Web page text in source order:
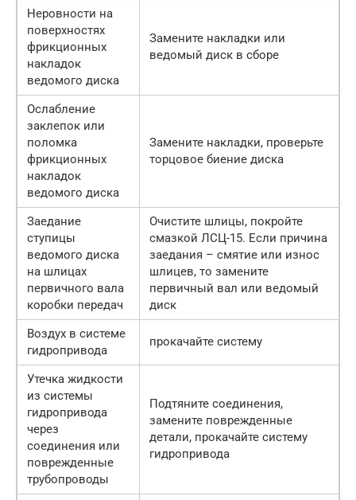
Неровности на
поверхностях
фрикционных
накладок
ведомого диска
Замените накладки или
ведомый диск в сборе
Ослабление
заклепок или
поломка
фрикционных
накладок
ведомого диска
Замените накладки, проверьте
торцовое биение диска
Заедание
ступицы
ведомого диска
на шлицах
первичного вала
коробки передач
Очистите шлицы, покройте
смазкой ЛСЦ-15. Если причина
заедания – смятие или износ
шлицев, то замените
первичный вал или ведомый
диск
Воздух в системе
гидропривода
прокачайте систему
Утечка жидкости
из системы
гидропривода
через
соединения или
поврежденные
трубопроводы
Подтяните соединения,
замените поврежденные
детали, прокачайте систему
гидропривода